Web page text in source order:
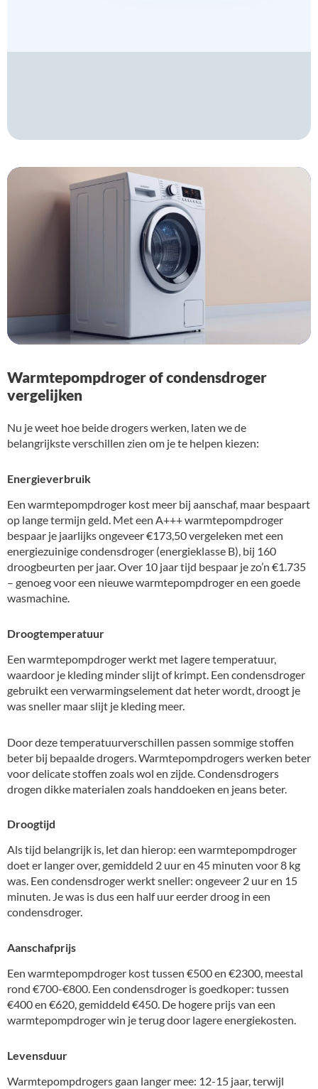
Warmtepompdroger of condensdroger
vergelijken
Nu je weet hoe beide drogers werken, laten we de
belangrijkste verschillen zien om je te helpen kiezen:
Energieverbruik
Een warmtepompdroger kost meer bij aanschaf, maar bespaart
op lange termijn geld. Met een A+++ warmtepompdroger
bespaar je jaarlijks ongeveer €173,50 vergeleken met een
energiezuinige condensdroger (energieklasse B), bij 160
droogbeurten per jaar. Over 10 jaar tijd bespaar je zo’n €1.735
– genoeg voor een nieuwe warmtepompdroger en een goede
wasmachine.
Droogtemperatuur
Een warmtepompdroger werkt met lagere temperatuur,
waardoor je kleding minder slijt of krimpt. Een condensdroger
gebruikt een verwarmingselement dat heter wordt, droogt je
was sneller maar slijt je kleding meer.
Door deze temperatuurverschillen passen sommige stoffen
beter bij bepaalde drogers. Warmtepompdrogers werken beter
voor delicate stoffen zoals wol en zijde. Condensdrogers
drogen dikke materialen zoals handdoeken en jeans beter.
Droogtijd
Als tijd belangrijk is, let dan hierop: een warmtepompdroger
doet er langer over, gemiddeld 2 uur en 45 minuten voor 8 kg
was. Een condensdroger werkt sneller: ongeveer 2 uur en 15
minuten. Je was is dus een half uur eerder droog in een
condensdroger.
Aanschafprijs
Een warmtepompdroger kost tussen €500 en €2300, meestal
rond €700-€800. Een condensdroger is goedkoper: tussen
€400 en €620, gemiddeld €450. De hogere prijs van een
warmtepompdroger win je terug door lagere energiekosten.
Levensduur
Warmtepompdrogers gaan langer mee: 12-15 jaar, terwijl